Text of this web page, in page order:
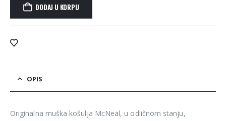
DODAJ U KORPU
Alternative:
OPIS
Originalna muška košulja McNeal, u odličnom stanju,